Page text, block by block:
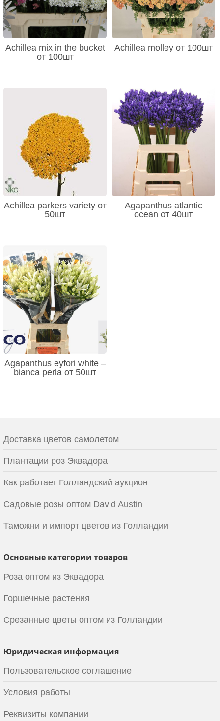
Achillea mix in the bucket
от 100шт
Achillea molley от 100шт
Achillea parkers variety от
50шт
Agapanthus atlantic
ocean от 40шт
Agapanthus eyfori white –
bianca perla от 50шт
Доставка цветов самолетом
Плантации роз Эквадора
Как работает Голландский аукцион
Садовые розы оптом David Austin
Таможни и импорт цветов из Голландии
Основные категории товаров
Роза оптом из Эквадора
Горшечные растения
Срезанные цветы оптом из Голландии
Юридическая информация
Пользовательское соглашение
Условия работы
Реквизиты компании